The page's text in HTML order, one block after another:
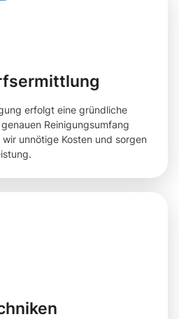
erfolgt eine gründliche
Reinigungsumfang
unnötige Kosten und sorgen